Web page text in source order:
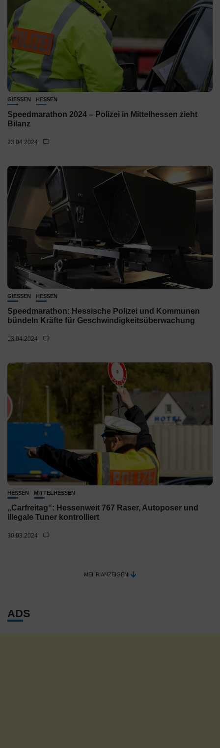
GIESSEN HESSEN
Speedmarathon 2024 – Polizei in Mittelhessen zieht
Bilanz
23.04.2024
GIESSEN HESSEN
Speedmarathon: Hessische Polizei und Kommunen
bündeln Kräfte für Geschwindigkeitsüberwachung
13.04.2024
HESSEN MITTELHESSEN
„Carfreitag“: Hessenweit 767 Raser, Autoposer und
illegale Tuner kontrolliert
30.03.2024
MEHR ANZEIGEN
ADS